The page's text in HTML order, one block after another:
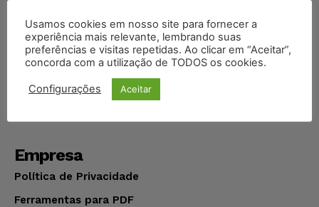
Juristas
A Justiça e o Direito em Foco
Empresa
Política de Privacidade
Ferramentas para PDF
Usamos cookies em nosso site para fornecer a
experiência mais relevante, lembrando suas
preferências e visitas repetidas. Ao clicar em “Aceitar”,
concorda com a utilização de TODOS os cookies.
Configurações Aceitar